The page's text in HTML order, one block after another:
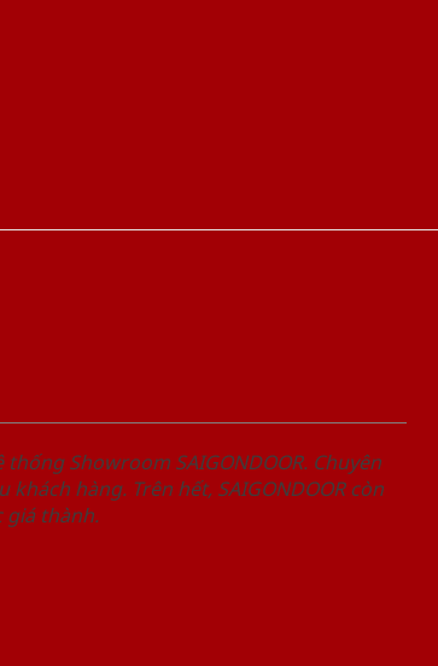
Showroom SAIGONDOOR. Chuyên
hàng. Trên hết, SAIGONDOOR còn
giá thành.